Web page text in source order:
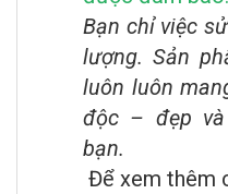
Bạn chỉ việc
lượng. Sản
luôn luôn
độc – đẹp
bạn.
Để xem thêm